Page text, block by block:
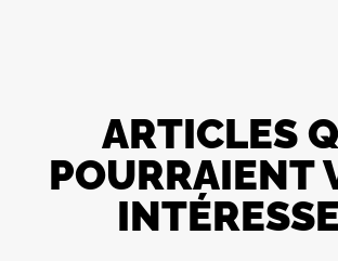
ARTICLES
POURRAIENT